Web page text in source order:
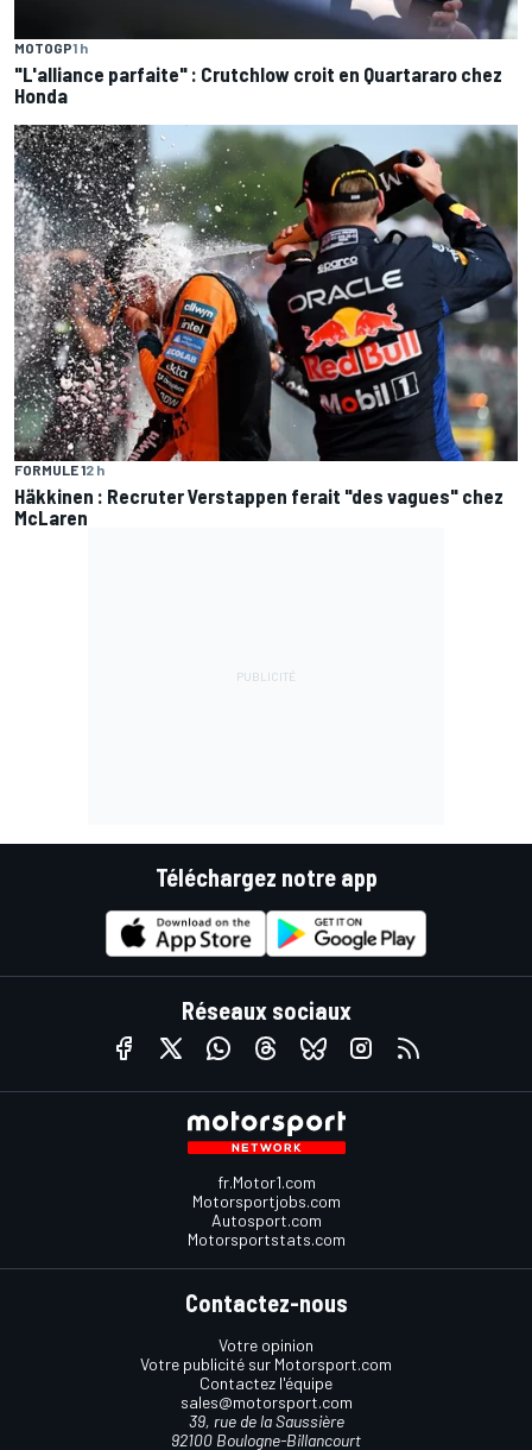
MOTOGP1 h
"L'alliance parfaite" : Crutchlow croit en Quartararo chez
Honda
FORMULE 12 h
Häkkinen : Recruter Verstappen ferait "des vagues" chez
McLaren
Téléchargez notre app
Réseaux sociaux
fr.Motor1.com
Motorsportjobs.com
Autosport.com
Motorsportstats.com
Contactez-nous
Votre opinion
Votre publicité sur Motorsport.com
Contactez l'équipe
sales@motorsport.com
39, rue de la Saussière
92100 Boulogne-Billancourt